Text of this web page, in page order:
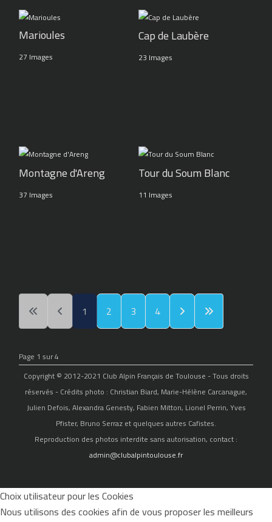
Marioules
27 Images
Cap de Laubère
23 Images
Montagne d'Areng
37 Images
Tour du Soum Blanc
11 Images
1 2 3 4
Page 1 sur 4
Copyright © 2012-2021 Club Alpin Français de Toulouse - Tous droits
réservés - Crédits photo : Christian Biard, Marie-Hélène Carcanague,
Julien Defois, Alexandra Genesty, Fabien Mitton, Lionel Perrin, Yves
Pfister, Bruno Serraz et quelques autres Cafistes.
Reproduction des photos interdite sans autorisation, contact :
admin@clubalpintoulouse.fr
Choix utilisateur pour les Cookies
Nous utilisons des cookies afin de vous proposer les meilleurs